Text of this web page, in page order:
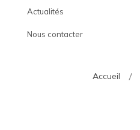
Actualités
Nous contacter
Accueil